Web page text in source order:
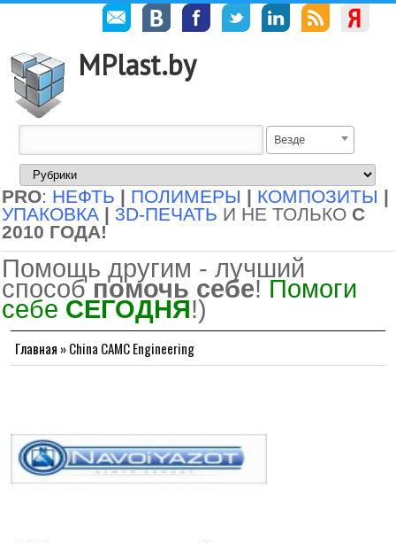
MPlast.by
Везде
PRO: НЕФТЬ | ПОЛИМЕРЫ | КОМПОЗИТЫ |
УПАКОВКА | 3D-ПЕЧАТЬ И НЕ ТОЛЬКО С
2010 ГОДА!
Помощь другим - лучший
способ помочь себе! Помоги
себе СЕГОДНЯ!)
Главная »China CAMC Engineering